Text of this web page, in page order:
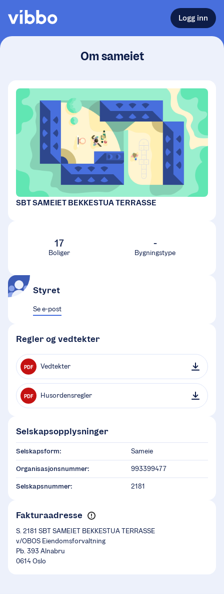
Logg inn
Om sameiet
SBT SAMEIET BEKKESTUA TERRASSE
17
Boliger
-
Bygningstype
Styret
Se e-post
Regler og vedtekter
PDF Vedtekter
PDF Husordensregler
Selskapsopplysninger
Selskapsform: Sameie
Organisasjonsnummer: 993399477
Selskapsnummer: 2181
Fakturaadresse
S. 2181 SBT SAMEIET BEKKESTUA TERRASSE
v/OBOS Eiendomsforvaltning
Pb. 393 Alnabru
0614 Oslo